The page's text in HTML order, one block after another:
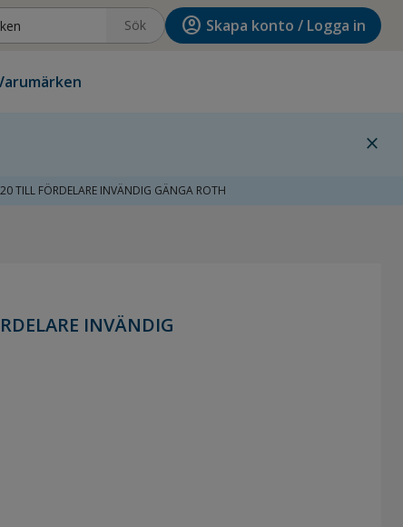
Sök account_circle Skapa konto / Logga in
close
TILL FÖRDELARE INVÄNDIG GÄNGA ROTH
INVÄNDIG